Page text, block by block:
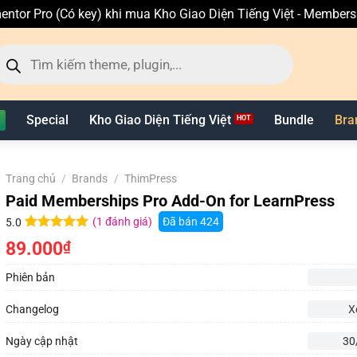
Pro (Có key) khi mua Kho Giao Diện Tiếng Việt -
Special Kho Giao Diện Tiếng Việt Bundle
Trang chủ / Brands / ThimPress
Paid Memberships Pro Add-On for LearnPress
5.0
5.0 trên 5
dựa trên
(1 đánh giá) Đã bán424
89.000₫
Phiên bản
Changelog
Ngày cập nhật